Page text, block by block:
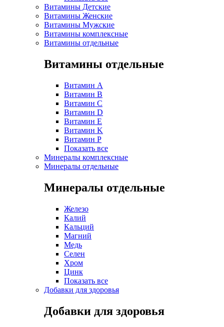
Витамины Детские
Витамины Женские
Витамины Мужские
Витамины комплексные
Витамины отдельные
Витамины отдельные
Витамин A
Витамин B
Витамин C
Витамин D
Витамин E
Витамин K
Витамин P
Показать все
Минералы комплексные
Минералы отдельные
Минералы отдельные
Железо
Калий
Кальций
Магний
Медь
Селен
Хром
Цинк
Показать все
Добавки для здоровья
Добавки для здоровья